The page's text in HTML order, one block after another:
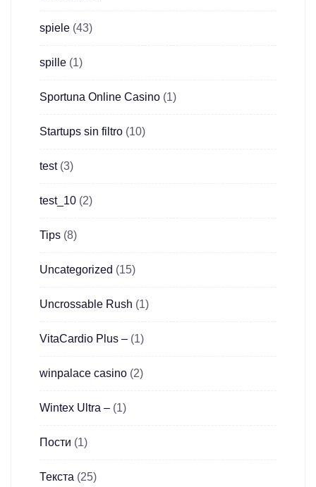
spiele (43)
spille (1)
Sportuna Online Casino (1)
Startups sin filtro (10)
test(3)
test_10 (2)
Tips (8)
Uncategorized (15)
Uncrossable Rush (1)
VitaCardio Plus – (1)
winpalace casino (2)
Wintex Ultra – (1)
Пости (1)
Текста (25)